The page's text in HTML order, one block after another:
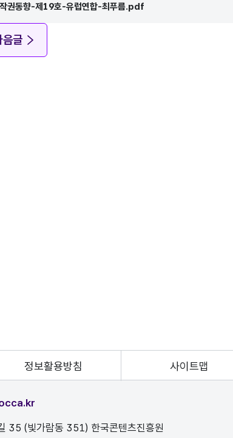
권동향-제19호-유럽연합-최푸름.pdf
음글
정보활용방침 사이트맵
35 (빛가람동 351) 한국콘텐츠진흥원